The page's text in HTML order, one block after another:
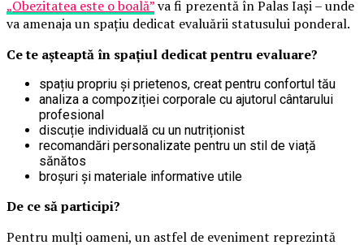
„Obezitatea este o boală”va fi prezentă în Palas Iași – unde
va amenaja un spațiu dedicat evaluării statusului ponderal.
Ce te așteaptă în spațiul dedicat pentru evaluare?
spațiu propriu și prietenos, creat pentru confortul tău
analiza a compoziției corporale cu ajutorul cântarului
profesional
discuție individuală cu un nutriționist
recomandări personalizate pentru un stil de viață
sănătos
broșuri și materiale informative utile
De ce să participi?
Pentru mulți oameni, un astfel de eveniment reprezintă